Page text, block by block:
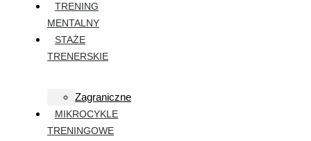
TRENING
MENTALNY
STAŻE
TRENERSKIE
Zagraniczne
MIKROCYKLE
TRENINGOWE